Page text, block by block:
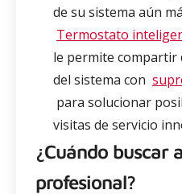
de su sistema aún
Termostato
le permite compartir
del sistema con
para solucionar
visitas de servicio
¿Cuándo buscar
profesional?